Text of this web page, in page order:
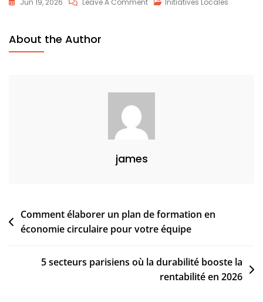
Urbain
About the Author
james
Post
navigation
Comment élaborer un plan de formation en
économie circulaire pour votre équipe
5 secteurs parisiens où la durabilité booste la
rentabilité en 2026